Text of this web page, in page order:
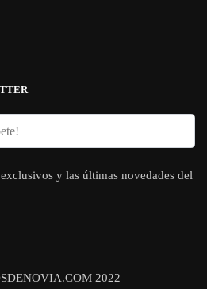
y las últimas novedades del
2022